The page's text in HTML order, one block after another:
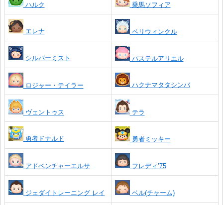
ハルク 乗馬ソフィア
エレナ ペリウィンクル
シルバーミスト パステルアリエル
ロジャー・テイラー ハクナマタタシンバ
ヴェントゥス テラ
勇者ドナルド 勇者ミッキー
アドベンチャーエルサ フレディ’75
ジェダイトレーニング レイ ベル(チャーム)